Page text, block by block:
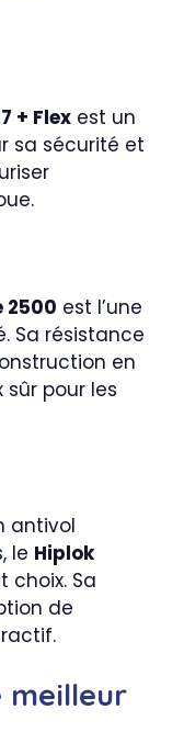
+ Flex est un
sa sécurité et
2500 est l’une
Sa résistance
en
pour les
antivol
le Hiplok
choix. Sa
de
meilleur